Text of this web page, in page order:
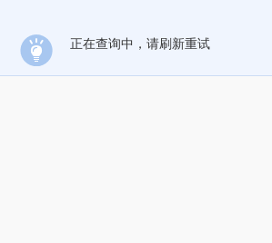
正在查询中，请刷新重试